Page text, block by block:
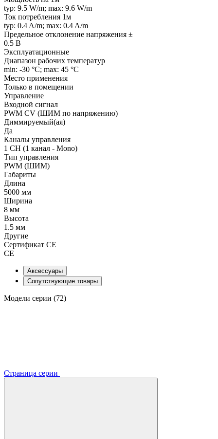
typ: 9.5 W/m; max: 9.6 W/m
Ток потребления 1м
typ: 0.4 A/m; max: 0.4 A/m
Предельное отклонение напряжения ±
0.5 В
Эксплуатационные
Диапазон рабочих температур
min: -30 °C; max: 45 °C
Место применения
Только в помещении
Управление
Входной сигнал
PWM СV (ШИМ по напряжению)
Диммируемый(ая)
Да
Каналы управления
1 CH (1 канал - Mono)
Тип управления
PWM (ШИМ)
Габариты
Длина
5000 мм
Ширина
8 мм
Высота
1.5 мм
Другие
Сертификат CE
CE
Аксессуары
Сопутствующие товары
Модели серии (72)
Страница серии